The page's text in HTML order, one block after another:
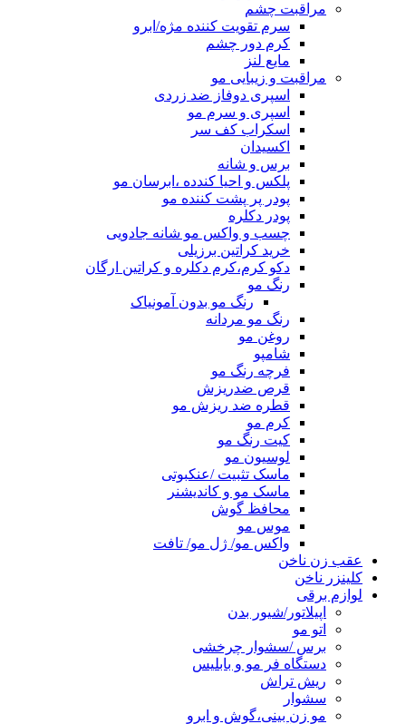
مراقبت چشم
سرم تقویت کننده مژه/ابرو
کرم دور چشم
مایع لنز
مراقبت و زیبایی مو
اسپری دوفاز ضد زردی
اسپری و سرم مو
اسکراب کف سر
اکسیدان
برس و شانه
پلکس و احیا کندده ،ابرسان مو
پودر پر پشت کننده مو
پودر دکلره
چسب و واکس مو شانه جادویی
خرید کراتین برزیلی
دکو کرم،کرم دکلره و کراتین ارگان
رنگ مو
رنگ مو بدون آمونیاک
رنگ مو مردانه
روغن مو
شامپو
فرچه رنگ مو
قرص ضدریزش
قطره ضد ریزش مو
کرم مو
کیت رنگ مو
لوسیون مو
ماسک تثبیت /عنکبوتی
ماسک مو و کاندیشنر
محافظ گوش
موس مو
واکس مو/ ژل مو/ تافت
عقب زن ناخن
کلینزر ناخن
لوازم برقی
اپیلاتور/شیور بدن
اتو مو
برس /سشوار چرخشی
دستگاه فر مو و بابلیس
ریش تراش
سشوار
مو زن بینی،گوش و ابرو